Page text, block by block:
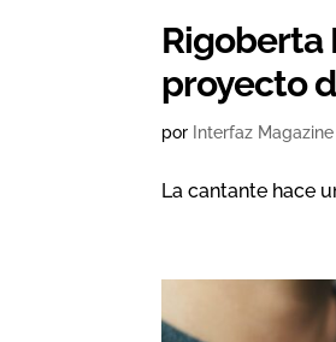
Rigoberta
proyecto
por Interfaz Magazine
La cantante hace